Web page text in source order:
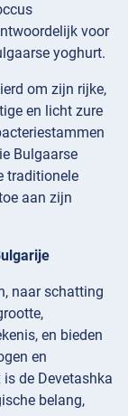
voor
yoghurt.
om zijn rijke,
en licht zure
Bulgaarse
traditionele
aan zijn
naar schatting
en bieden
en
de Devetashka
belang,